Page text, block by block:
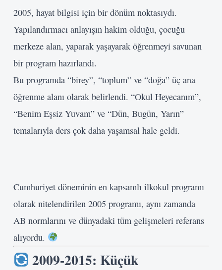
2005, hayat bilgisi için bir dönüm noktasıydı.
Yapılandırmacı anlayışın hakim olduğu, çocuğu
merkeze alan, yaparak yaşayarak öğrenmeyi savunan
bir program hazırlandı.
Bu programda “birey”, “toplum” ve “doğa” üç ana
öğrenme alanı olarak belirlendi. “Okul Heyecanım”,
“Benim Eşsiz Yuvam” ve “Dün, Bugün, Yarın”
temalarıyla ders çok daha yaşamsal hale geldi.
Cumhuriyet döneminin en kapsamlı ilkokul programı
olarak nitelendirilen 2005 programı, aynı zamanda
AB normlarını ve dünyadaki tüm gelişmeleri referans
alıyordu.
2009-2015: Küçük
Şifre
Beni Hatırla